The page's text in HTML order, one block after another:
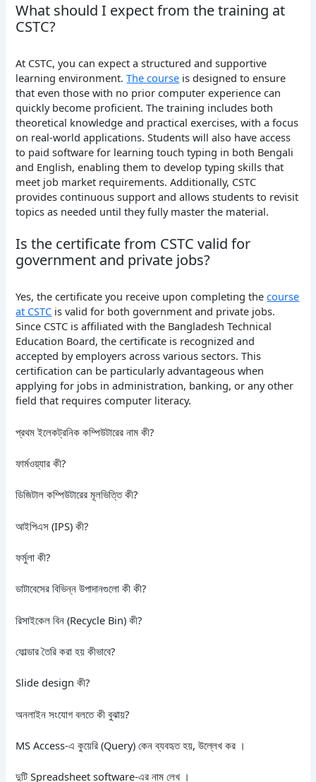
What should I expect from the training at
CSTC?
At CSTC, you can expect a structured and supportive
learning environment.The course is designed to ensure
that even those with no prior computer experience can
quickly become proficient. The training includes both
theoretical knowledge and practical exercises, with a focus
on real-world applications. Students will also have access
to paid software for learning touch typing in both Bengali
and English, enabling them to develop typing skills that
meet job market requirements. Additionally, CSTC
provides continuous support and allows students to revisit
topics as needed until they fully master the material.
Is the certificate from CSTC valid for
government and private jobs?
Yes, the certificate you receive upon completing thecourse
at CSTC is valid for both government and private jobs.
Since CSTC is affiliated with the Bangladesh Technical
Education Board, the certificate is recognized and
accepted by employers across various sectors. This
certification can be particularly advantageous when
applying for jobs in administration, banking, or any other
field that requires computer literacy.
প্রথম ইলেকট্রনিক কম্পিউটারের নাম কী?
ফার্মওয়্যার কী?
ডিজিটাল কম্পিউটারের মূলভিত্তি কী?
আইপিএস (IPS) কী?
ফর্মুলা কী?
ডাটাবেসের বিভিন্ন উপাদানগুলো কী কী?
রিসাইকেল বিন (Recycle Bin) কী?
ফোল্ডার তৈরি করা হয় কীভাবে?
Slide design কী?
অনলাইন সংযোগ বলতে কী বুঝায়?
MS Access-এ কুয়েরি (Query) কেন ব্যবহৃত হয়, উল্লেখ কর ।
দুটি Spreadsheet software-এর নাম লেখ ।